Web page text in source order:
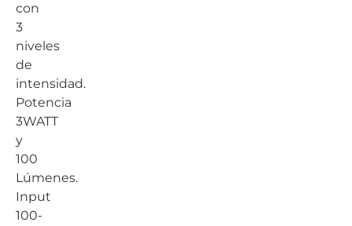
con
3
niveles
de
intensidad.
Potencia
3WATT
y
100
Lúmenes.
Input
100-